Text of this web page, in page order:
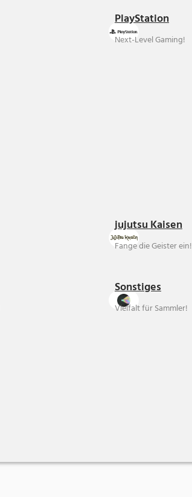
PlayStation
Next-Level Gaming!
jujutsu Kaisen
Fange die Geister ein!
Sonstiges
Vielfalt für Sammler!